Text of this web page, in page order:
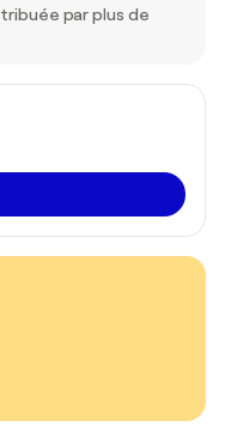
par plus de